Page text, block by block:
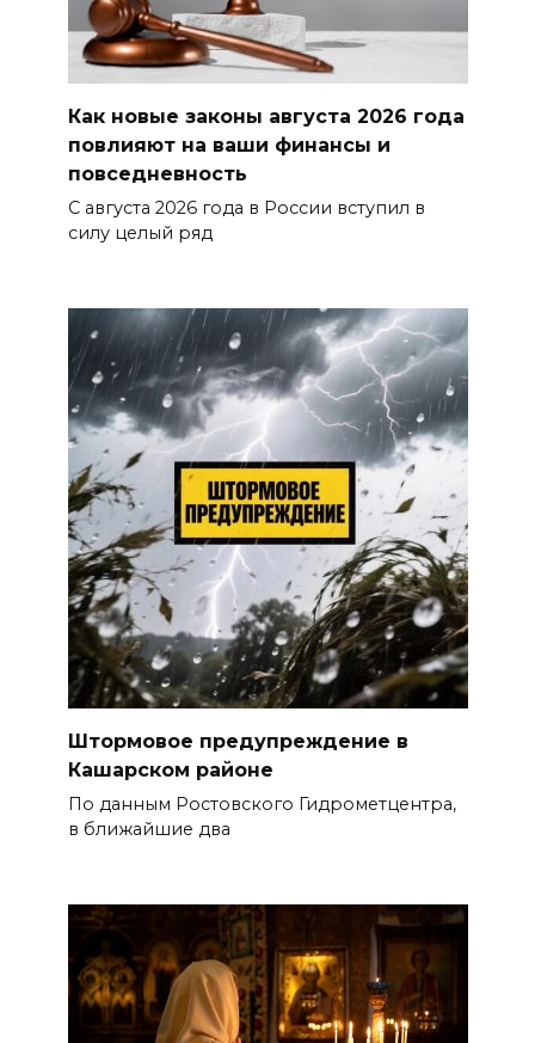
Как новые законы августа 2026 года
повлияют на ваши финансы и
повседневность
С августа 2026 года в России вступил в
силу целый ряд
Штормовое предупреждение в
Кашарском районе
По данным Ростовского Гидрометцентра,
в ближайшие два